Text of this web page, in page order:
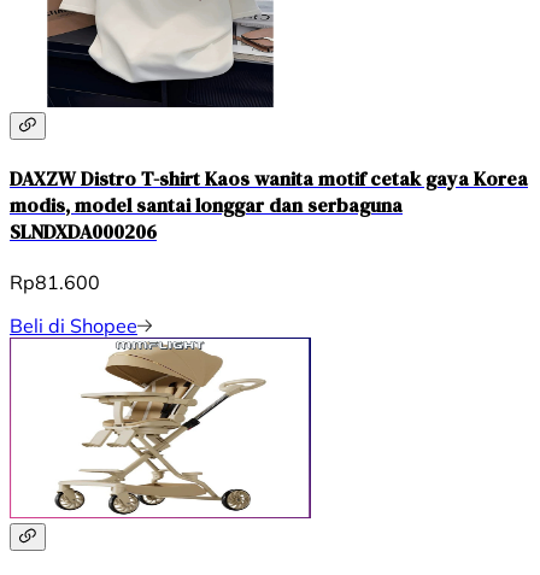
DAXZW Distro T-shirt Kaos wanita motif cetak gaya Korea
modis, model santai longgar dan serbaguna
SLNDXDA000206
Rp81.600
Beli di Shopee